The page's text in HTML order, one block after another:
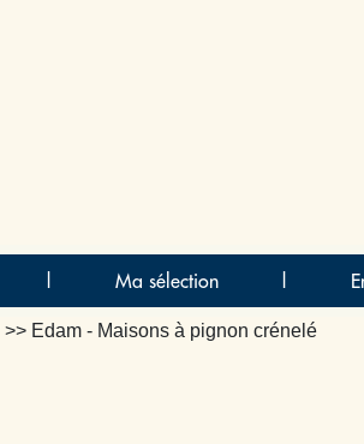
Ma sélection
>> Edam - Maisons à pignon crénelé